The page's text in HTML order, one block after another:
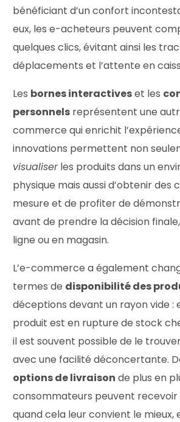
bénéficiant d’un confort
eux, les e-acheteurs peuvent
quelques clics, évitant ainsi les
déplacements et l’attente en
Les bornes interactiveset les
personnels représentent une
commerce qui enrichit
innovations permettent non
visualiserles produits dans un
physique mais aussi d’obtenir des
mesure et de profiter de
avant de prendre la décision
ligne ou en magasin.
L’e-commerce a également
termes de disponibilité des
déceptions devant un rayon vide :
produit est en rupture de stock
il est souvent possible de le
avec une facilité déconcertante.
options de livraison de plus en
consommateurs peuvent recevoir
quand cela leur convient le mieux,